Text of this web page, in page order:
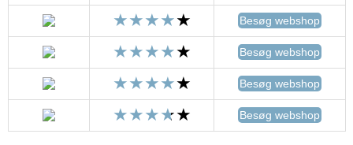
Besøg webshop
Besøg webshop
Besøg webshop
Besøg webshop